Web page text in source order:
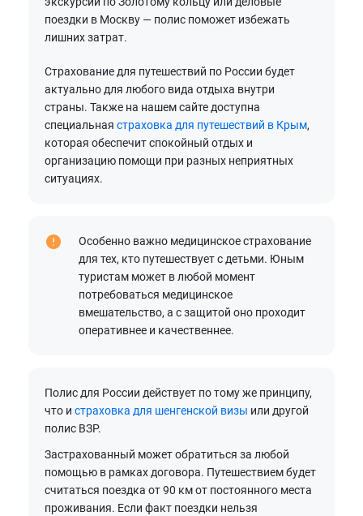
поездки в Москву — полис поможет избежать
лишних затрат.
Страхование для путешествий по России будет
актуально для любого вида отдыха внутри
страны. Также на нашем сайте доступна
специальная страховка для путешествий в Крым,
которая обеспечит спокойный отдых и
организацию помощи при разных неприятных
ситуациях.
Особенно важно медицинское страхование
для тех, кто путешествует с детьми. Юным
туристам может в любой момент
потребоваться медицинское
вмешательство, а с защитой оно проходит
оперативнее и качественнее.
Полис для России действует по тому же принципу,
что и страховка для шенгенской визы или другой
полис ВЗР.
Застрахованный может обратиться за любой
помощью в рамках договора. Путешествием будет
считаться поездка от 90 км от постоянного места
проживания. Если факт поездки нельзя